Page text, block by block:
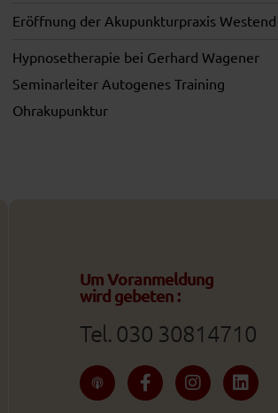
Eröffnung der Akupunkturpraxis Westend
Hypnosetherapie bei Gerhard Wagener
Seminarleiter Autogenes Training
Ohrakupunktur
Um Voranmeldung
wird gebeten :
Tel. 030 30814710
F
a
I
n
L
i